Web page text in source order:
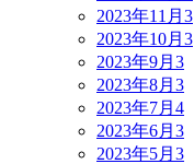
2023年11月 3
2023年10月 3
2023年9月 3
2023年8月 3
2023年7月 4
2023年6月 3
2023年5月 3